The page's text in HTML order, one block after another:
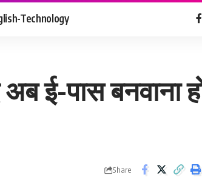
Technology
ई-पास बनवाना
Share